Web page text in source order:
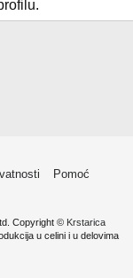
Pomoć
Copyright © Krstarica
u celini i u delovima